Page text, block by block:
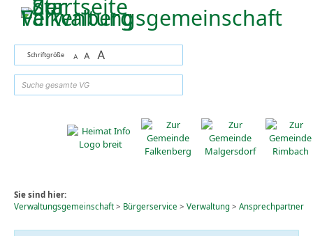
Zum Inhalt,zur Navigationoder
Schriftgröße A A A
Sie sind hier:
Verwaltungsgemeinschaft> Bürgerservice > Verwaltung> Ansprechpartner